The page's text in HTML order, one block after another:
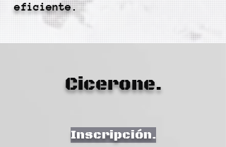
eficiente.
Cicerone.
Inscripción.